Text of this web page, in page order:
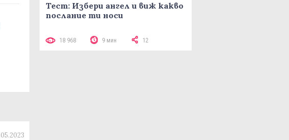
Тест: Избери ангел и виж какво
послание ти носи
18 968 9 мин 12